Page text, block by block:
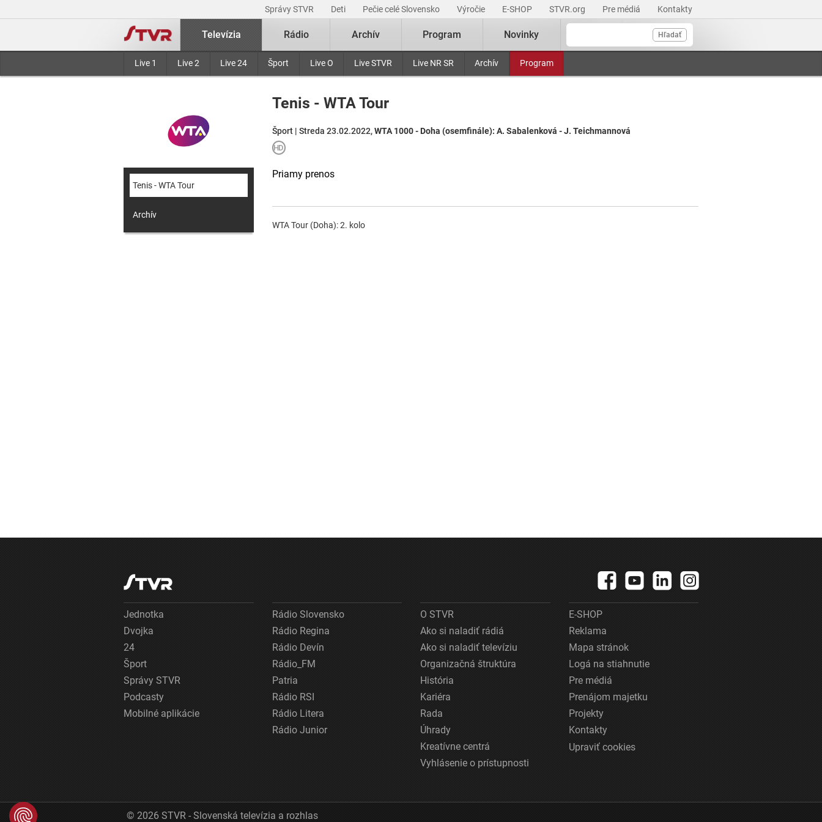
Správy STVR Deti Pečie celé Slovensko Výročie E-SHOP STVR.org Pre médiá Kontakty
Hľadať
Televízia
Live 1 Live 2 Live 24 Šport Live O Live STVR Live NR SR Archív Program
Rádio Archív Program Novinky
Tenis - WTA Tour
Archív
Tenis - WTA Tour
Šport | Streda 23.02.2022,WTA 1000 - Doha (osemfinále): A. Sabalenková - J. Teichmannová
Priamy prenos
WTA Tour (Doha): 2. kolo
Jednotka
Dvojka
24
Šport
Správy STVR
Podcasty
Mobilné aplikácie
Rádio Slovensko
Rádio Regina
Rádio Devín
Rádio_FM
Patria
Rádio RSI
Rádio Litera
Rádio Junior
O STVR
Ako si naladiť rádiá
Ako si naladiť televíziu
Organizačná štruktúra
História
Kariéra
Rada
Úhrady
Kreatívne centrá
Vyhlásenie o prístupnosti
E-SHOP
Reklama
Mapa stránok
Logá na stiahnutie
Pre médiá
Prenájom majetku
Projekty
Kontakty
Upraviť cookies
© 2026 STVR - Slovenská televízia a rozhlas